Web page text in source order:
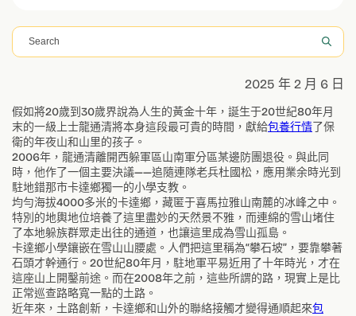
2025 年 2 月 6 日
假如將20歲到30歲界說為人生的黃金十年，誕生于20世紀80年月
末的一級上士龍通清將本身這段最可貴的時間，獻給包養行情了保
衛的年夜山和山里的孩子。
2006年，龍通清離開西躲軍區山南軍分區某邊防團退役。與此同
時，他作了一個主要決議——追隨連隊老兵杜國松，應用業余時光到
駐地錯那市卡達鄉獨一的小學支教。
均勻海拔4000多米的卡達鄉，藏匿于喜馬拉雅山南麓的冰峰之中。
特別的地輿地位培養了這里盡妙的天然景不雅，而連綿的雪山堵住
了本地躲族群眾走出往的通道，也讓這里成為雪山孤島。
卡達鄉小學鑲嵌在雪山山腰處。人們把這里稱為“攀石坡”，要靠攀著
石頭才幹通行。20世紀80年月，駐地軍平易近用了十年時光，才在
這座山上開鑿前途。而在2008年之前，這些所謂的路，現實上是比
正常巡查路略寬一點的土路。
近年來，土路創新，卡達鄉和山外的聯絡接觸才變得通順起來包
搜
尋